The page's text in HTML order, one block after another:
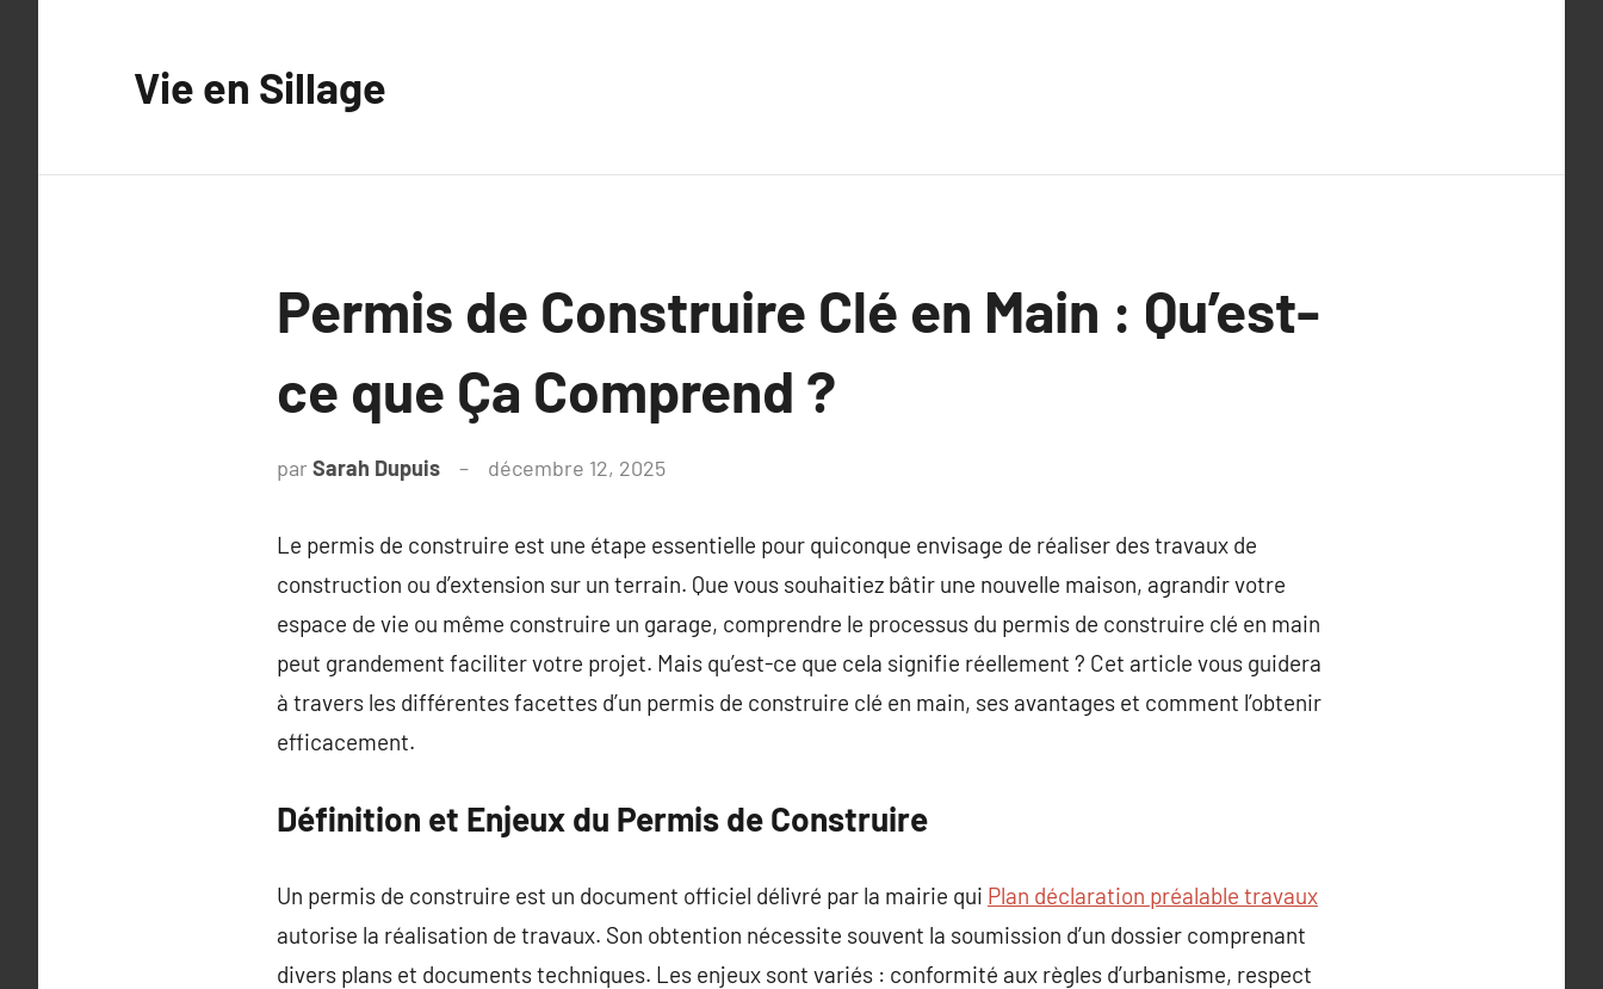
Vie en Sillage
Permis de Construire Clé en Main : Qu’est-
ce que Ça Comprend ?
par Sarah Dupuis décembre 12, 2025
Le permis de construire est une étape essentielle pour quiconque envisage de réaliser des travaux de
construction ou d’extension sur un terrain. Que vous souhaitiez bâtir une nouvelle maison, agrandir votre
espace de vie ou même construire un garage, comprendre le processus du permis de construire clé en main
peut grandement faciliter votre projet. Mais qu’est-ce que cela signifie réellement ? Cet article vous guidera
à travers les différentes facettes d’un permis de construire clé en main, ses avantages et comment l’obtenir
efficacement.
Définition et Enjeux du Permis de Construire
Un permis de construire est un document officiel délivré par la mairie qui Plan déclaration préalable travaux
autorise la réalisation de travaux. Son obtention nécessite souvent la soumission d’un dossier comprenant
divers plans et documents techniques. Les enjeux sont variés : conformité aux règles d’urbanisme, respect